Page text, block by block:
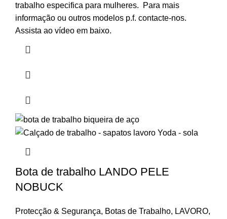
trabalho especifica para mulheres. Para mais
informação ou outros modelos p.f. contacte-nos.
Assista ao vídeo em baixo.
Bota de trabalho LANDO PELE
NOBUCK
Protecção & Segurança, Botas de Trabalho, LAVORO,